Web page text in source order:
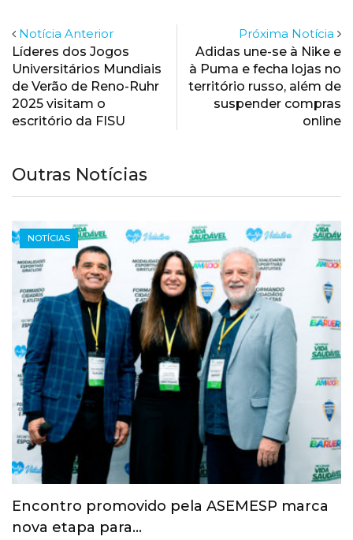
Notícia Anterior
Líderes dos Jogos
Universitários Mundiais
de Verão de Reno-Ruhr
2025 visitam o
escritório da FISU
Próxima Notícia
Adidas une-se à Nike e
à Puma e fecha lojas no
território russo, além de
suspender compras
online
Outras Notícias
NOTÍCIAS
Esporte ganha espaço na agenda
econômica e mobiliza…